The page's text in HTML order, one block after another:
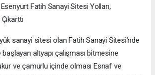
Fatih Sanayi Sitesi Yolları,
sanayi sitesi olan Fatih Sanayi Sitesi'nde
altyapı çalışması bitmesine
ve çamurlu içinde olması Esnaf ve